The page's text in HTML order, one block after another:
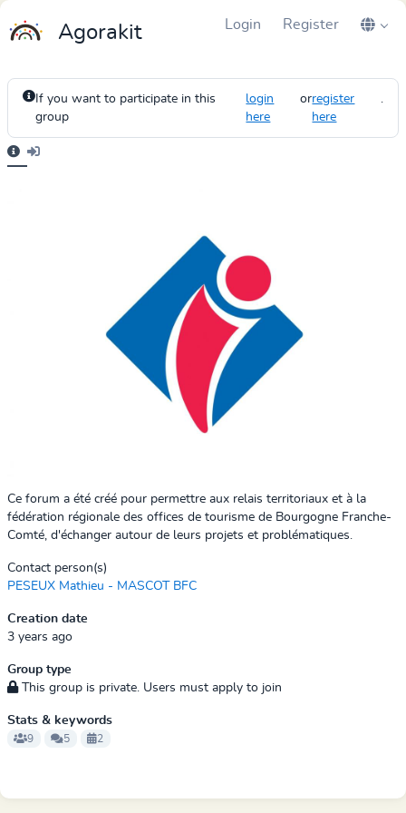
Agorakit Login Register
If you want to participate in this
group
login
here
orregister
here
.
Ce forum a été créé pour permettre aux relais territoriaux et à la
fédération régionale des offices de tourisme de Bourgogne Franche-
Comté, d'échanger autour de leurs projets et problématiques.
Contact person(s)
PESEUX Mathieu - MASCOT BFC
Creation date
3 years ago
Group type
This group is private. Users must apply to join
Stats & keywords
9 5 2